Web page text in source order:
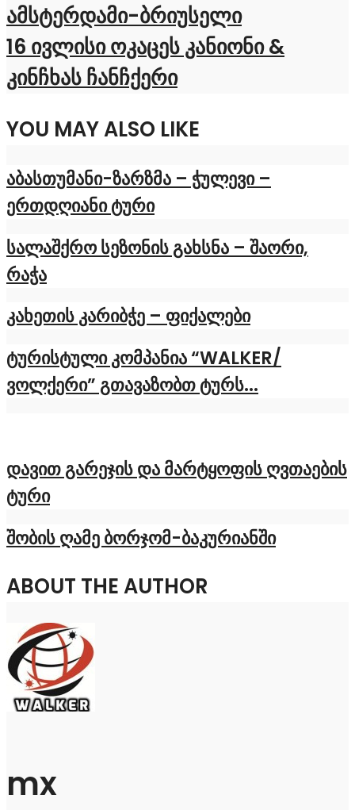
ამსტერდამი-ბრიუსელი
16 ივლისი ოკაცეს კანიონი &
კინჩხას ჩანჩქერი
YOU MAY ALSO LIKE
აბასთუმანი-ზარზმა – ჭულევი –
ერთდღიანი ტური
სალაშქრო სეზონის გახსნა – შაორი,
რაჭა
კახეთის კარიბჭე – ფიქალები
ტურისტული კომპანია “WALKER/
ვოლქერი” გთავაზობთ ტურს...
დავით გარეჯის და მარტყოფის ღვთაების
ტური
შობის ღამე ბორჯომ-ბაკურიანში
ABOUT THE AUTHOR
mx